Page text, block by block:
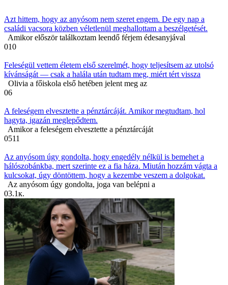
Azt hittem, hogy az anyósom nem szeret engem. De egy nap a
családi vacsora közben véletlenül meghallottam a beszélgetését.
Amikor először találkoztam leendő férjem édesanyjával
010
Feleségül vettem életem első szerelmét, hogy teljesítsem az utolsó
kívánságát — csak a halála után tudtam meg, miért tért vissza
Olivia a főiskola első hetében jelent meg az
06
A feleségem elvesztette a pénztárcáját. Amikor megtudtam, hol
hagyta, igazán meglepődtem.
Amikor a feleségem elvesztette a pénztárcáját
0511
Az anyósom úgy gondolta, hogy engedély nélkül is bemehet a
hálószobánkba, mert szerinte ez a fia háza. Miután hozzám vágta a
kulcsokat, úgy döntöttem, hogy a kezembe veszem a dolgokat.
Az anyósom úgy gondolta, joga van belépni a
03.1к.